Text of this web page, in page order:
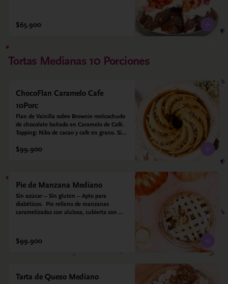
$65.900
Tortas Medianas 10 Porciones
ChocoFlan Caramelo Cafe
10Porc
Flan de Vainilla sobre Brownie melcochudo
de chocolate bañado en Caramelo de Café.
Topping: Nibs de cacao y cafe en grano. Sin
diabéticos
$99.900
Pie de Manzana Mediano
Sin azúcar – Sin gluten – Apto para
diabéticos.  Pie relleno de manzanas
caramelizadas con alulosa, cubierta con
de leche de coco y que envuelve todos los
sabores.
$99.900
Tarta de Queso Mediano